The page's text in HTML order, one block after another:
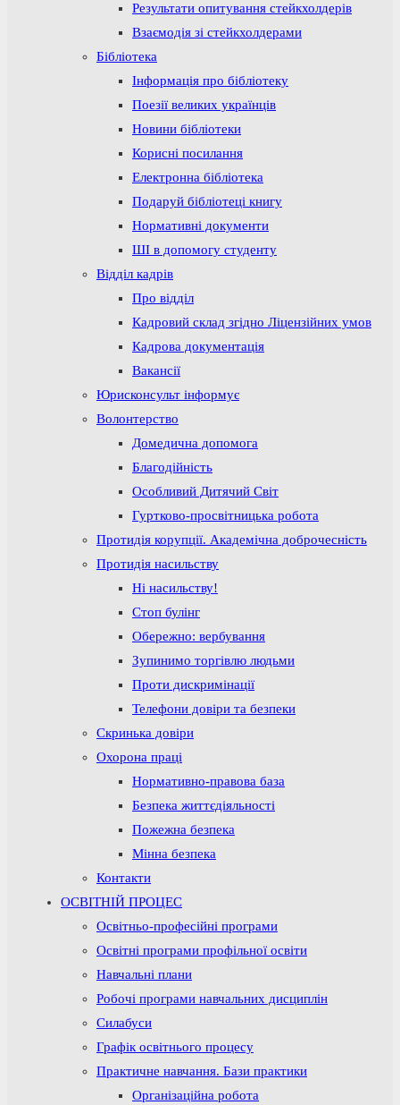
Результати опитування стейкхолдерів
Взаємодія зі стейкхолдерами
Бібліотека
Інформація про бібліотеку
Поезії великих українців
Новини бібліотеки
Корисні посилання
Електронна бібліотека
Подаруй бібліотеці книгу
Нормативні документи
ШІ в допомогу студенту
Відділ кадрів
Про відділ
Кадровий склад згідно Ліцензійних умов
Кадрова документація
Вакансії
Юрисконсульт інформує
Волонтерство
Домедична допомога
Благодійність
Особливий Дитячий Світ
Гуртково-просвітницька робота
Протидія корупції. Академічна доброчесність
Протидія насильству
Ні насильству!
Стоп булінг
Обережно: вербування
Зупинимо торгівлю людьми
Проти дискримінації
Телефони довіри та безпеки
Скринька довіри
Охорона праці
Нормативно-правова база
Безпека життєдіяльності
Пожежна безпека
Мінна безпека
Контакти
ОСВІТНІЙ ПРОЦЕС
Освітньо-професійні програми
Освітні програми профільної освіти
Навчальні плани
Робочі програми навчальних дисциплін
Силабуси
Графік освітнього процесу
Практичне навчання. Бази практики
Організаційна робота